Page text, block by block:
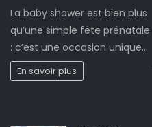
La baby shower est bien plus
qu’une simple fête prénatale
: c’est une occasion unique…
En savoir plus